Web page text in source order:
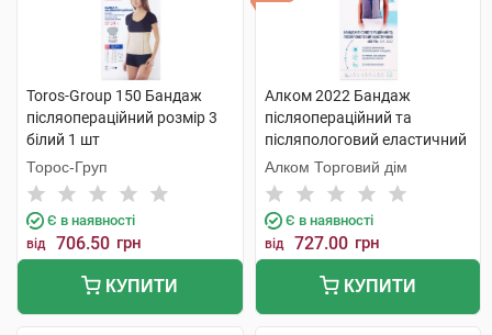
Toros-Group 150 Бандаж
післяопераційний розмір 3
білий 1 шт
Торос-Груп
Є в наявності
від 706.50 грн
КУПИТИ
Алком 2022 Бандаж
післяопераційний та
післяпологовий еластичний
Євро розмір 2 1 шт
Алком Торговий дім
Є в наявності
від 727.00 грн
КУПИТИ